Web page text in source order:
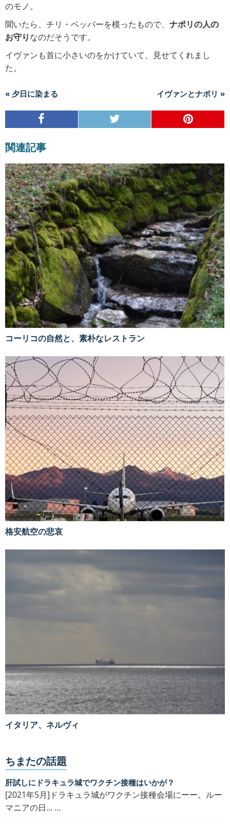
のモノ。
聞いたら、チリ・ペッパーを模ったもので、 ナポリの人の
お守りなのだそうです。
イヴァンも首に小さいのをかけていて、見せてくれまし
た。
« 夕日に染まる イヴァンとナポリ »
関連記事
コーリコの自然と、素朴なレストラン
格安航空の悲哀
イタリア、ネルヴィ
ちまたの話題
肝試しにドラキュラ城でワクチン接種はいかが？
[2021年5月]ドラキュラ城がワクチン接種会場にーー。ルー
マニアの日... ...